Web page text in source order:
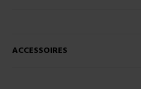
ACCESSOIRES